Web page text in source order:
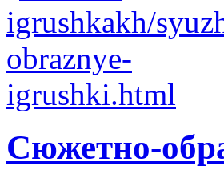
Сюжетно-